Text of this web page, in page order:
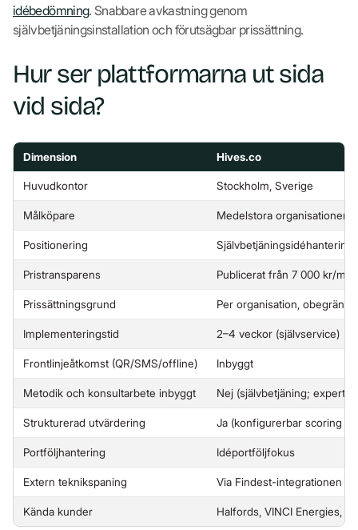
idébedömning. Snabbare avkastning genom
självbetjäningsinstallation och förutsägbar prissättning.
Hur ser plattformarna ut sida
vid sida?
Dimension Hives.co
Huvudkontor Stockholm, Sverige
Målköpare Medelstora organisationer
Positionering
Pristransparens Publicerat från 7 000 kr/
Prissättningsgrund Per organisation,
Implementeringstid 2–4 veckor (självservice)
Frontlinjeåtkomst (QR/SMS/offline) Inbyggt
Metodik och konsultarbete inbyggt Nej (självbetjäning;
Strukturerad utvärdering Ja (konfigurerbar scoring
Portföljhantering Idéportföljfokus
Extern teknikspaning Via Findest-integrationen
Kända kunder Halfords, VINCI Energies,